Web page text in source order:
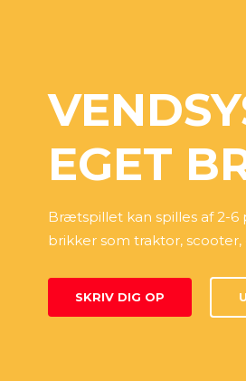
EGET
Brætspillet kan spilles af 2-
brikker som traktor,
SKRIV DIG OP